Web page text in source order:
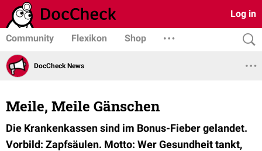
Log in
Community Flexikon Shop
DocCheck News
Meile, Meile Gänschen
Die Krankenkassen sind im Bonus-Fieber gelandet.
Vorbild: Zapfsäulen. Motto: Wer Gesundheit tankt,